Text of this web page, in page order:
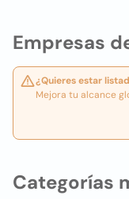
Empresas
¿Quieres estar
Mejora tu alcance
Categorías